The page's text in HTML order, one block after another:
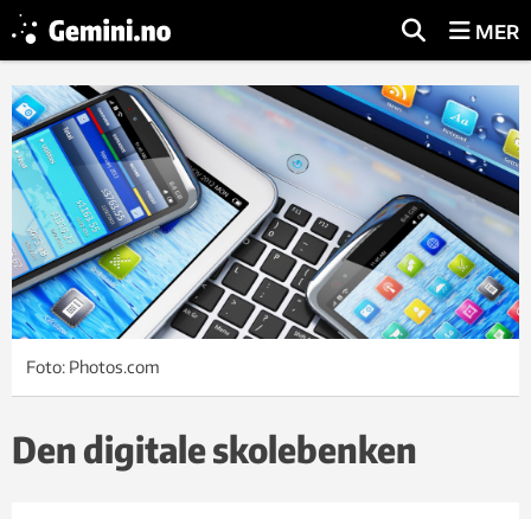
MER
Foto: Photos.com
Den digitale skolebenken